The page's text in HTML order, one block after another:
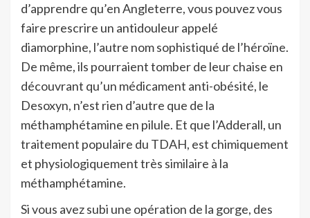
d’apprendre qu’en Angleterre, vous pouvez vous
faire prescrire un antidouleur appelé
diamorphine, l’autre nom sophistiqué de l’héroïne.
De même, ils pourraient tomber de leur chaise en
découvrant qu’un médicament anti-obésité, le
Desoxyn, n’est rien d’autre que de la
méthamphétamine en pilule. Et que l’Adderall, un
traitement populaire du TDAH, est chimiquement
et physiologiquement très similaire à la
méthamphétamine.
Si vous avez subi une opération de la gorge, des